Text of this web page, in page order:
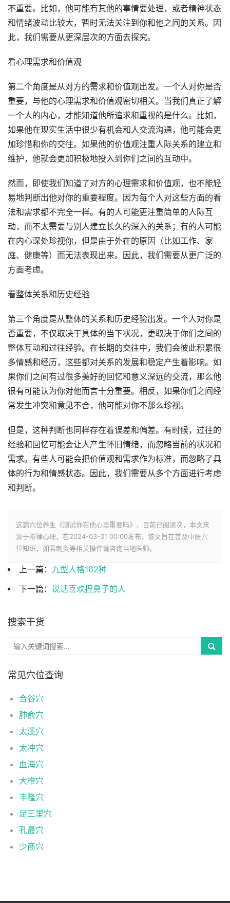
不重要。比如，他可能有其他的事情要处理，或者精神状态
和情绪波动比较大，暂时无法关注到你和他之间的关系。因
此，我们需要从更深层次的方面去探究。
看心理需求和价值观
第二个角度是从对方的需求和价值观出发。一个人对你是否
重要，与他的心理需求和价值观密切相关。当我们真正了解
一个人的内心，才能知道他所追求和重视的是什么。比如，
如果他在现实生活中很少有机会和人交流沟通，他可能会更
加珍惜和你的交往。如果他的价值观注重人际关系的建立和
维护，他就会更加积极地投入到你们之间的互动中。
然而，即使我们知道了对方的心理需求和价值观，也不能轻
易地判断出他对你的重要程度。因为每个人对这些方面的看
法和需求都不完全一样。有的人可能更注重简单的人际互
动，而不太需要与别人建立长久的深入的关系；有的人可能
在内心深处珍视你，但是由于外在的原因（比如工作、家
庭、健康等）而无法表现出来。因此，我们需要从更广泛的
方面考虑。
看整体关系和历史经验
第三个角度是从整体的关系和历史经验出发。一个人对你是
否重要，不仅取决于具体的当下状况，更取决于你们之间的
整体互动和过往经验。在长期的交往中，我们会彼此积累很
多情感和经历，这些都对关系的发展和稳定产生着影响。如
果你们之间有过很多美好的回忆和意义深远的交流，那么他
很有可能认为你对他而言十分重要。相反，如果你们之间经
常发生冲突和意见不合，他可能对你不那么珍视。
但是，这种判断也同样存在着误差和偏差。有时候，过往的
经验和回忆可能会让人产生怀旧情绪，而忽略当前的状况和
需求。有些人可能会把价值观和需求作为标准，而忽略了具
体的行为和情感状态。因此，我们需要从多个方面进行考虑
和判断。
这篇穴位养生《测试你在他心里重要吗》，目前已阅读次，本文来
源于希律心理，在2024-03-31 00:00发布，该文旨在普及中医穴
位知识，如若刺灸等相关操作请咨询当地医师。
上一篇： 九型人格162种
下一篇： 说话喜欢捏鼻子的人
搜索干货
常见穴位查询
合谷穴
肺俞穴
太溪穴
太冲穴
血海穴
大椎穴
丰隆穴
足三里穴
孔最穴
少商穴